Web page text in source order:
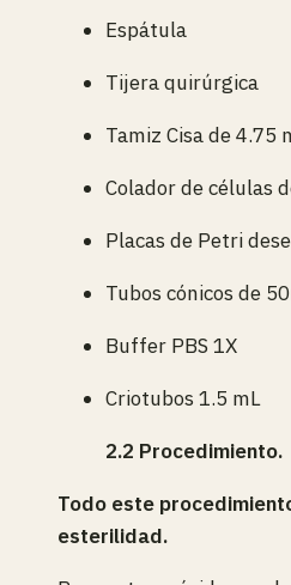
Espátula
Tijera quirúrgica
Tamiz Cisa de 4.75
Colador de células
Placas de Petri
Tubos cónicos de
Buffer PBS 1X
Criotubos 1.5 mL
2.2 Procedimiento.
Todo este
esterilidad.